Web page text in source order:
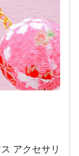
アクセサリ